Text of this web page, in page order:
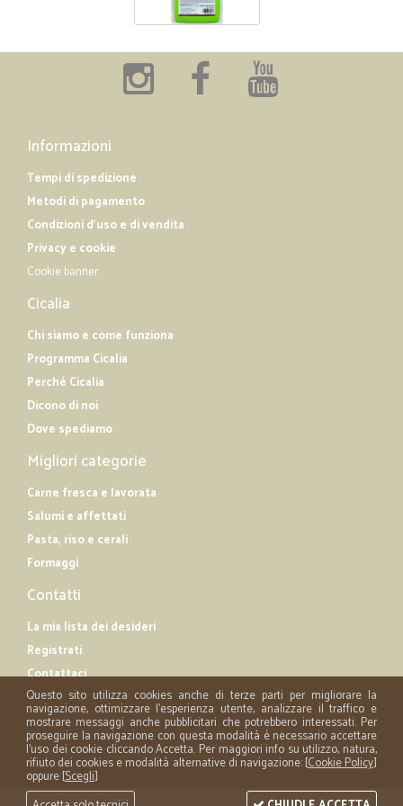
Informazioni
Tempi di spedizione
Metodi di pagamento
Condizioni d'uso e di vendita
Privacy e cookie
Cookie banner
Cicalia
Chi siamo e come funziona
Programma Cicalia
Perché Cicalia
Dicono di noi
Dove spediamo
Migliori categorie
Carne fresca e lavorata
Salumi e affettati
Pasta, riso e cerali
Formaggi
Contatti
La mia lista dei desideri
Registrati
Contattaci
Questo sito utilizza cookies anche di terze parti per migliorare la
navigazione, ottimizzare l'esperienza utente, analizzare il traffico e
mostrare messaggi anche pubblicitari che potrebbero interessati. Per
proseguire la navigazione con questa modalità è necessario accettare
l'uso dei cookie cliccando Accetta. Per maggiori info su utilizzo, natura,
rifiuto dei cookies e modalità alternative di navigazione: [Cookie Policy]
oppure [Scegli]